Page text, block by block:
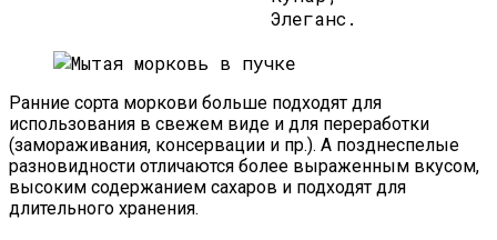
Элеганс.
Ранние сорта моркови больше подходят для
использования в свежем виде и для переработки
(замораживания, консервации и пр.). А позднеспелые
разновидности отличаются более выраженным вкусом,
высоким содержанием сахаров и подходят для
длительного хранения.